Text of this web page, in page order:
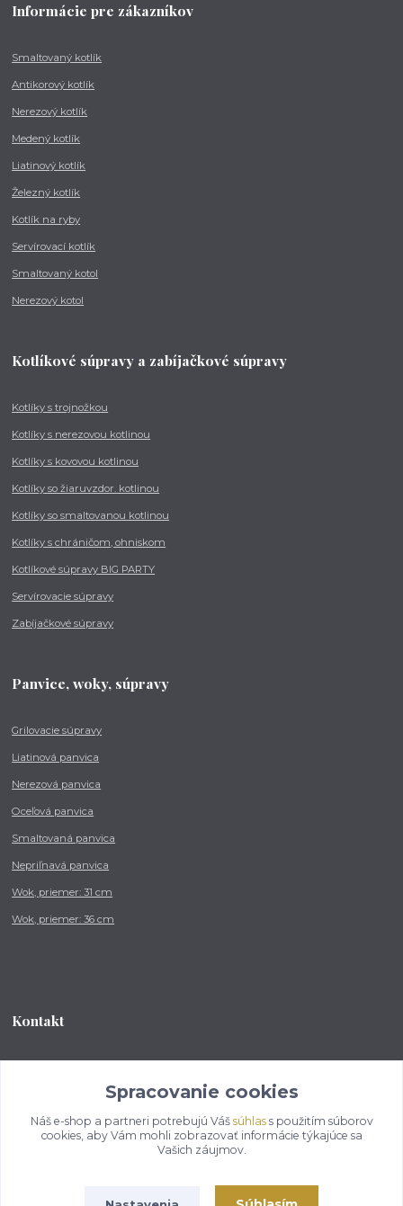
Informácie pre zákazníkov
Smaltovaný kotlík
Antikorový kotlík
Nerezový kotlík
Medený kotlík
Liatinový kotlík
Železný kotlík
Kotlík na ryby
Servírovací kotlík
Smaltovaný kotol
Nerezový kotol
Kotlíkové súpravy a zabíjačkové súpravy
Kotlíky s trojnožkou
Kotlíky s nerezovou kotlinou
Kotlíky s kovovou kotlinou
Kotlíky so žiaruvzdor. kotlinou
Kotlíky so smaltovanou kotlinou
Kotlíky s chráničom, ohniskom
Kotlíkové súpravy BIG PARTY
Servírovacie súpravy
Zabíjačkové súpravy
Panvice, woky, súpravy
Grilovacie súpravy
Liatinová panvica
Nerezová panvica
Oceľová panvica
Smaltovaná panvica
Nepriľnavá panvica
Wok, priemer: 31 cm
Wok, priemer: 36 cm
Kontakt
od 8:00 - do 16:00 hod
info@kotlikovesupravy.sk
Spracovanie cookies
Náš e-shop a partneri potrebujú Váš súhlass použitím súborov
cookies, aby Vám mohli zobrazovať informácie týkajúce sa
Vašich záujmov.